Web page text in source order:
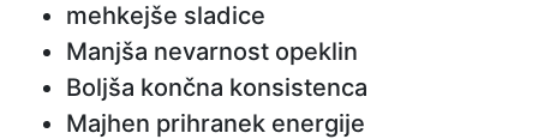
mehkejše sladice
Manjša nevarnost opeklin
Boljša končna konsistenca
Majhen prihranek energije